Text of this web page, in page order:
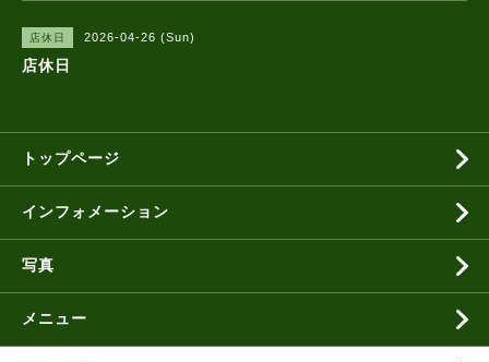
店休日 2026-04-26 (Sun)
店休日
トップページ
インフォメーション
写真
メニュー